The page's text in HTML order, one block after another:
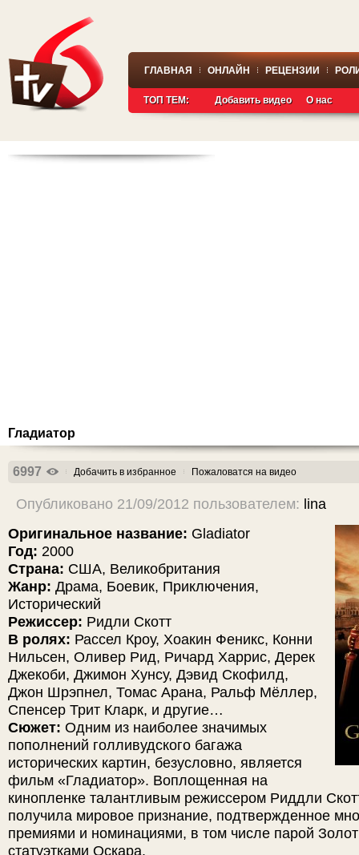
ГЛАВНАЯ ОНЛАЙН РЕЦЕНЗИИ
ТОП ТЕМ: Добавить видео О нас
Гладиатор
6997 Добачить в избранное Пожаловатся на видео
Опубликовано 21/09/2012 пользователем: lina
Оригинальное название: Gladiator
Год: 2000
Страна: США, Великобритания
Жанр: Драма, Боевик, Приключения,
Исторический
Режиссер: Ридли Скотт
В ролях: Рассел Кроу, Хоакин Феникс, Конни
Нильсен, Оливер Рид, Ричард Харрис, Дерек
Джекоби, Джимон Хунсу, Дэвид Скофилд,
Джон Шрэпнел, Томас Арана, Ральф Мёллер,
Спенсер Трит Кларк, и другие…
Сюжет: Одним из наиболее значимых
пополнений голливудского багажа
исторических картин, безусловно, является
фильм «Гладиатор». Воплощенная на
кинопленке талантливым режиссером Риддли
получила мировое признание, подтвержденное
премиями и номинациями, в том числе парой
статуэтками Оскара.